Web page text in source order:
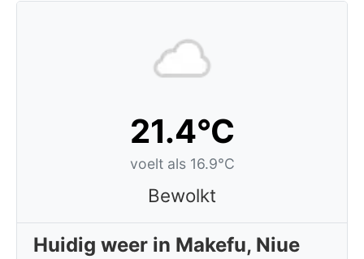
21.4°C
voelt als 16.9°C
Bewolkt
Huidig weer in Makefu, Niue